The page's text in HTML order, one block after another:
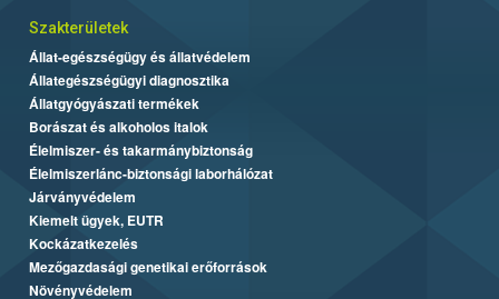
Szakterületek
Állat-egészségügy és állatvédelem
Állategészségügyi diagnosztika
Állatgyógyászati termékek
Borászat és alkoholos italok
Élelmiszer- és takarmánybiztonság
Élelmiszerlánc-biztonsági laborhálózat
Járványvédelem
Kiemelt ügyek, EUTR
Kockázatkezelés
Mezőgazdasági genetikai erőforrások
Növényvédelem